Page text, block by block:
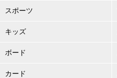
スポーツ
キッズ
ボード
カード